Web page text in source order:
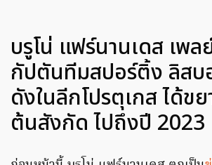
บรูโน่ แฟร์นานเดส เพล
กัปตันทีมสปอร์ติ้ง ลิสบ
ดังในลีกโปรตุเกส ได้ข
ต้นสังกัด ไปถึงปี 2023